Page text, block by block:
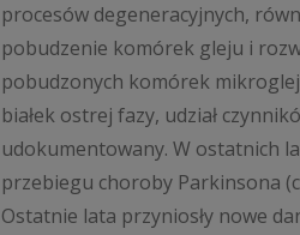
procesów degeneracyjnych,
pobudzenie komórek gleju i
pobudzonych komórek
białek ostrej fazy, udział
udokumentowany. W ostatnich
przebiegu choroby Parkinsona
Ostatnie lata przyniosły nowe